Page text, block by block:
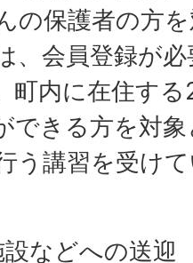
の保護者の方
、会員登録が
町内に在住す
できる方を対
う講習を受け
などへの送迎